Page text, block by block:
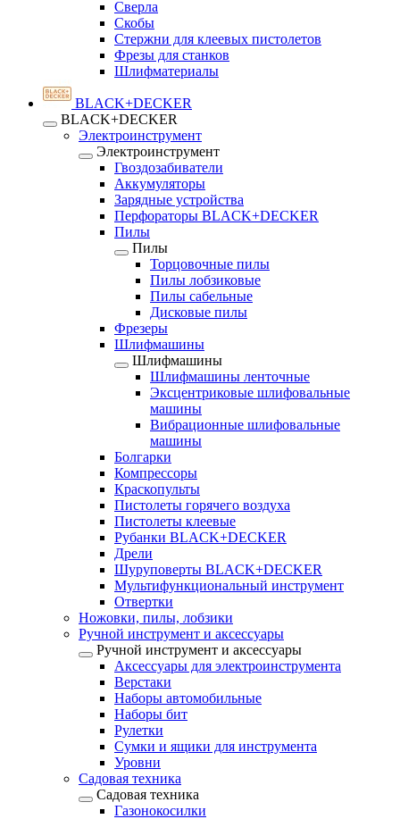
Сверла
Скобы
Стержни для клеевых пистолетов
Фрезы для станков
Шлифматериалы
BLACK+DECKER
BLACK+DECKER
Электроинструмент
Электроинструмент
Гвоздозабиватели
Аккумуляторы
Зарядные устройства
Перфораторы BLACK+DECKER
Пилы
Пилы
Торцовочные пилы
Пилы лобзиковые
Пилы сабельные
Дисковые пилы
Фрезеры
Шлифмашины
Шлифмашины
Шлифмашины ленточные
Эксцентриковые шлифовальные
машины
Вибрационные шлифовальные
машины
Болгарки
Компрессоры
Краскопульты
Пистолеты горячего воздуха
Пистолеты клеевые
Рубанки BLACK+DECKER
Дрели
Шуруповерты BLACK+DECKER
Мультифункциональный инструмент
Отвертки
Ножовки, пилы, лобзики
Ручной инструмент и аксессуары
Ручной инструмент и аксессуары
Аксессуары для электроинструмента
Верстаки
Наборы автомобильные
Наборы бит
Рулетки
Сумки и ящики для инструмента
Уровни
Садовая техника
Садовая техника
Газонокосилки